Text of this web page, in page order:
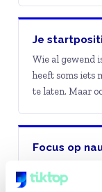
Je
Wie al gewend
heeft soms iets
te laten. Maar
Focus op
slechte